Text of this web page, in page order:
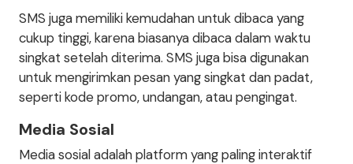
SMS juga memiliki kemudahan untuk dibaca yang
cukup tinggi, karena biasanya dibaca dalam waktu
singkat setelah diterima. SMS juga bisa digunakan
untuk mengirimkan pesan yang singkat dan padat,
seperti kode promo, undangan, atau pengingat.
Media Sosial
Media sosial adalah platform yang paling interaktif